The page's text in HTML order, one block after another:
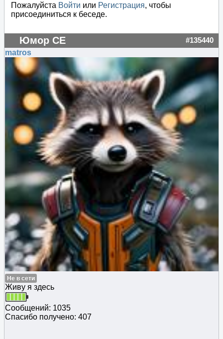
Пожалуйста Войти или Регистрация, чтобы
присоединиться к беседе.
Юмор СЕ #135440
matros
Не в сети
Живу я здесь
Сообщений: 1035
Спасибо получено: 407